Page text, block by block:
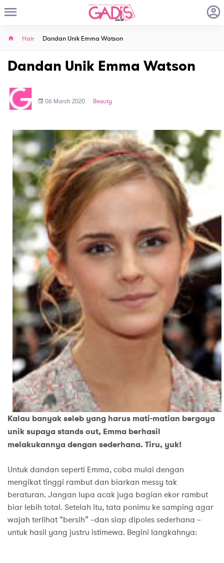
Hair Dandan Unik Emma Watson
Dandan Unik Emma Watson
06 March 2020 Beauty
Kalau banyak seleb yang harus mati-matian bergaya
unik supaya stands out, Emma berhasil
melakukannya dengan sederhana. Tiru, yuk!
Untuk dandan seperti Emma, coba mulai dengan
mengikat tinggi rambut dan biarkan messy tak
beraturan. Jangan lupa acak juga bagian ekor rambut
biar lebih total. Setelah itu, tata ponimu ke samping agar
wajah terlihat “bersih” –dan siap dipoles sederhana –
untuk hasil yang justru istimewa. Begini langkahnya: